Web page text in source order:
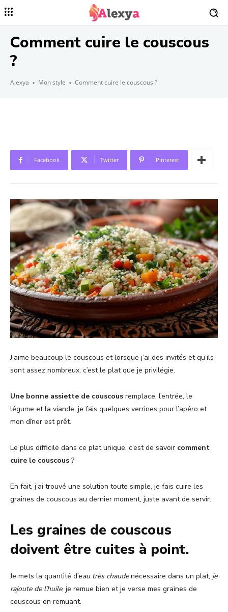
Comment cuire le couscous
?
Alexya Mon style Comment cuire le couscous ?
Facebook Twitter Pinterest
J’aime beaucoup le couscous et lorsque j’ai des invités et qu’ils
sont assez nombreux, c’est le plat que je privilégie.
Une bonne assiette de couscous remplace, l’entrée, le
légume et la viande, je fais quelques verrines pour l’apéro et
mon dîner est prêt.
Le plus difficile dans ce plat unique, c’est de savoir comment
cuire le couscous?
En fait, j’ai trouvé une solution toute simple, je fais cuire les
graines de couscous au dernier moment, juste avant de servir.
Les graines de couscous
doivent être cuites à point.
Je mets la quantité d’eau très chaudenécessaire dans un plat, je
rajoute de l’huile, je remue bien et je verse mes graines de
couscous en remuant.